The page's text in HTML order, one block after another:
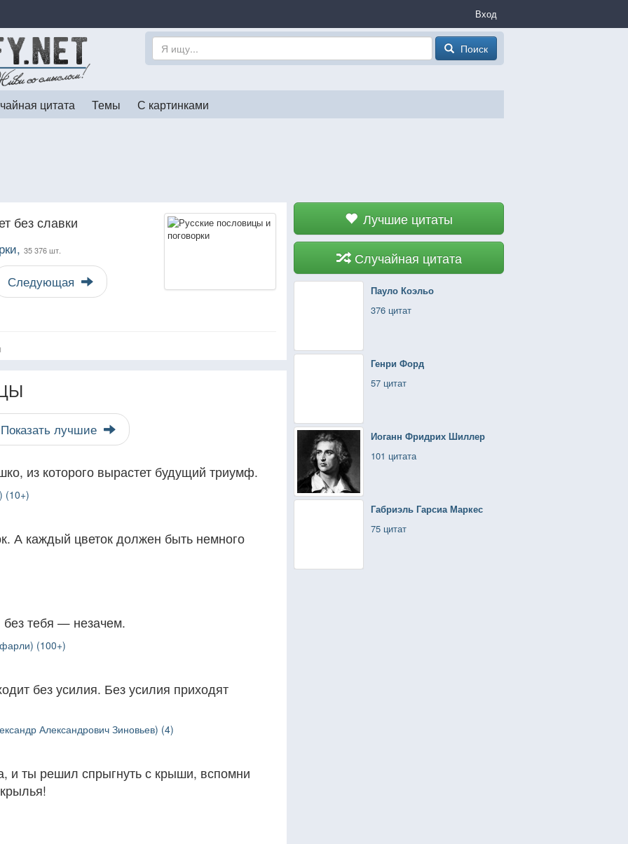
Вход
Поиск
цитата Темы С картинками
Лучшие цитаты
Случайная цитата
Пауло Коэльо
376 цитат
Генри Форд
57 цитат
Иоганн Фридрих Шиллер
101 цитата
Габриэль Гарсиа Маркес
75 цитат
без славки
35 376 шт.
Следующая
Показать лучшие
из которого вырастет будущий триумф.
(10+)
А каждый цветок должен быть немного
без тебя — незачем.
(100+)
без усилия. Без усилия приходят
Александрович Зиновьев) (4)
и ты решил спрыгнуть с крыши, вспомни